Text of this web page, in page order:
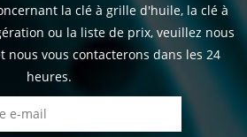
la clé à grille d'huile, la clé à
ou la liste de prix, veuillez nous
nous vous contacterons dans les 24
heures.